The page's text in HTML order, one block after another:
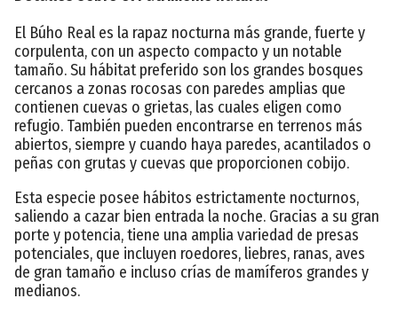
El Búho Real es la rapaz nocturna más grande, fuerte y
corpulenta, con un aspecto compacto y un notable
tamaño. Su hábitat preferido son los grandes bosques
cercanos a zonas rocosas con paredes amplias que
contienen cuevas o grietas, las cuales eligen como
refugio. También pueden encontrarse en terrenos más
abiertos, siempre y cuando haya paredes, acantilados o
peñas con grutas y cuevas que proporcionen cobijo.
Esta especie posee hábitos estrictamente nocturnos,
saliendo a cazar bien entrada la noche. Gracias a su gran
porte y potencia, tiene una amplia variedad de presas
potenciales, que incluyen roedores, liebres, ranas, aves
de gran tamaño e incluso crías de mamíferos grandes y
medianos.